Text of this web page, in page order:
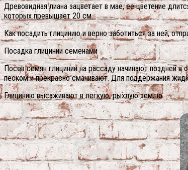
Древовидная лиана зацветает в мае, ее цветение
которых превышает 20 см.
Как посадить глицинию и верно заботиться за ней,
Посадка глицинии семенами
Посев семян глицинии на рассаду начинают поздней
песком и прекрасно смачивают. Для поддержания
Глицинию высаживают в легкую, рыхлую землю.